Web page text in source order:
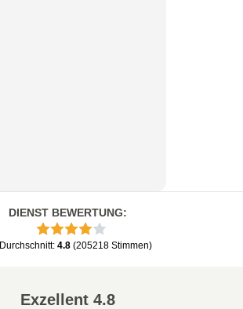
DIENST BEWERTUNG:
Durchschnitt: 4.8 (205218 Stimmen)
Exzellent4.8